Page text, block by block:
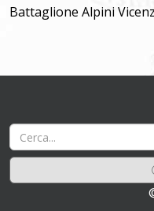
Battaglione Alpini